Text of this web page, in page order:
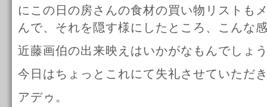
にこの日の房さんの食材の買い物リストも
んで、それを隠す様にしたところ、こんな
近藤画伯の出来映えはいかがなもんでしょ
今日はちょっとこれにて失礼させていただ
アデゥ。